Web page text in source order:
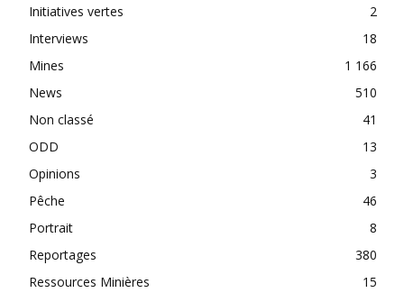
Initiatives vertes
2
Interviews
18
Mines
1 166
News
510
Non classé
41
ODD
13
Opinions
3
Pêche
46
Portrait
8
Reportages
380
Ressources Minières
15